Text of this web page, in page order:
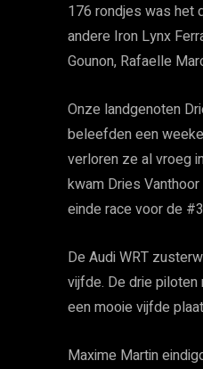
176 rondjes was het
andere Iron Lynx
Gounon, Rafaelle
Onze landgenoten
beleefden een
verloren ze al vroeg
kwam Dries
einde race voor de
De Audi WRT
vijfde. De drie
een mooie vijfde
Maxime Martin